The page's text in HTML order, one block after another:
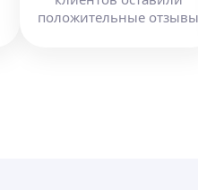
положительные отзывы